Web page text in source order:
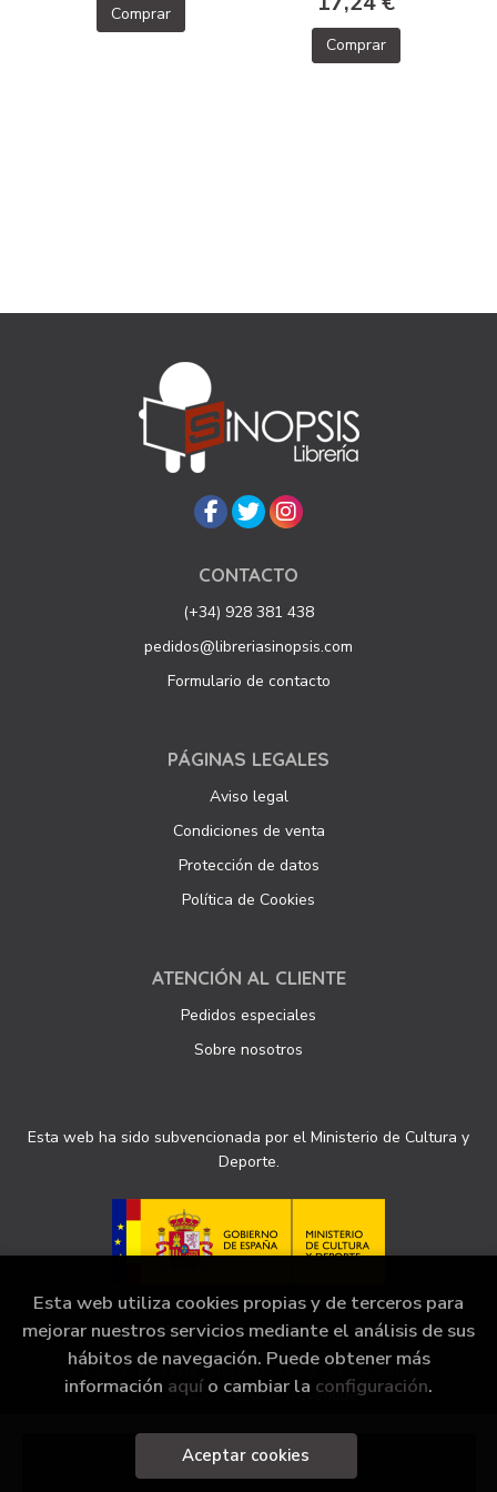
Añadir a mi cesta
Comprar
Comprar
CONTACTO
(+34) 928 381 438
pedidos@libreriasinopsis.com
Formulario de contacto
PÁGINAS LEGALES
Aviso legal
Condiciones de venta
Protección de datos
Política de Cookies
ATENCIÓN AL CLIENTE
Pedidos especiales
Sobre nosotros
Esta web ha sido subvencionada por el Ministerio de Cultura y
Deporte.
2026 ©Librería Sinopsis . Todos los Derechos
Reservados |Grupo Trevenque
Esta web utiliza cookies propias y de terceros para
mejorar nuestros servicios mediante el análisis de sus
hábitos de navegación. Puede obtener más
información aquí o cambiar la configuración.
Aceptar cookies